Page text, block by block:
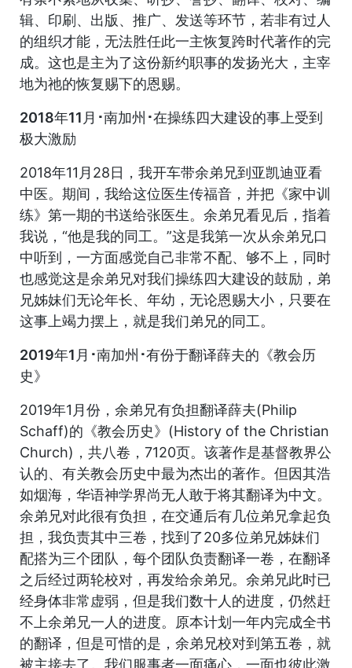
辑、印刷、出版、推广、发送等环节，若非有过人
的组织才能，无法胜任此一主恢复跨时代著作的完
成。这也是主为了这份新约职事的发扬光大，主宰
地为祂的恢复赐下的恩赐。
2018年11月･南加州･在操练四大建设的事上受到
极大激励
2018年11月28日，我开车带余弟兄到亚凯迪亚看
中医。期间，我给这位医生传福音，并把《家中训
练》第一期的书送给张医生。余弟兄看见后，指着
我说，“他是我的同工。”这是我第一次从余弟兄口
中听到，一方面感觉自己非常不配、够不上，同时
也感觉这是余弟兄对我们操练四大建设的鼓励，弟
兄姊妹们无论年长、年幼，无论恩赐大小，只要在
这事上竭力摆上，就是我们弟兄的同工。
2019年1月･南加州･有份于翻译薛夫的《教会历
史》
2019年1月份，余弟兄有负担翻译薛夫(Philip
Schaff)的《教会历史》(History of the Christian
Church)，共八卷，7120页。该著作是基督教界公
认的、有关教会历史中最为杰出的著作。但因其浩
如烟海，华语神学界尚无人敢于将其翻译为中文。
余弟兄对此很有负担，在交通后有几位弟兄拿起负
担，我负责其中三卷，找到了20多位弟兄姊妹们
配搭为三个团队，每个团队负责翻译一卷，在翻译
之后经过两轮校对，再发给余弟兄。余弟兄此时已
经身体非常虚弱，但是我们数十人的进度，仍然赶
不上余弟兄一人的进度。原本计划一年内完成全书
的翻译，但是可惜的是，余弟兄校对到第五卷，就
被主接去了。我们服事者一面痛心，一面也彼此激